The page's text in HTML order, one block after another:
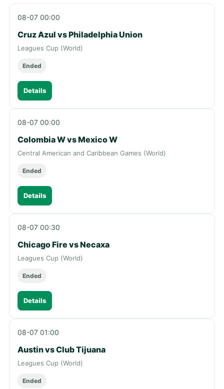
08-07 00:00
Cruz Azul vs Philadelphia Union
Leagues Cup (World)
Ended
Details
08-07 00:00
Colombia W vs Mexico W
Central American and Caribbean Games (World)
Ended
Details
08-07 00:30
Chicago Fire vs Necaxa
Leagues Cup (World)
Ended
Details
08-07 01:00
Austin vs Club Tijuana
Leagues Cup (World)
Ended